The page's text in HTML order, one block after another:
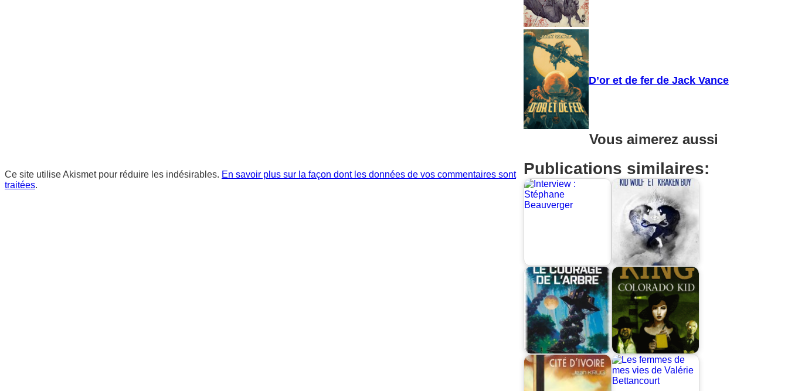
Ce site utilise Akismet pour réduire les indésirables. En savoir plus sur la façon dont les données de vos commentaires sont
traitées.
D’or et de fer de Jack Vance
Vous aimerez aussi
Publications similaires: